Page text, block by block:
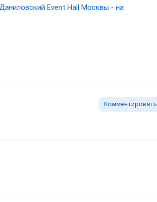
Event Hall Москвы - на
Комментировать